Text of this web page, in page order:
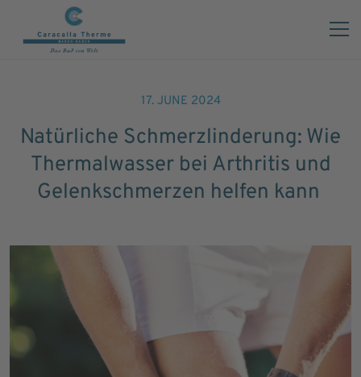
17. JUNE 2024
Natürliche Schmerzlinderung: Wie
Thermalwasser bei Arthritis und
Gelenkschmerzen helfen kann